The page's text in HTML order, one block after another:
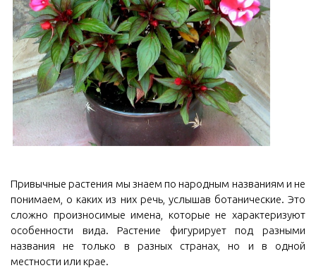
Привычные растения мы знаем по народным названиям и не
понимаем, о каких из них речь, услышав ботанические. Это
сложно произносимые имена, которые не характеризуют
особенности вида. Растение фигурирует под разными
названия не только в разных странах, но и в одной
местности или крае.